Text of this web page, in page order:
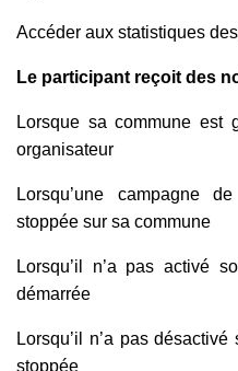
Accéder aux statistiques
Le participant reçoit des
Lorsque sa commune est
organisateur
Lorsqu’une campagne
stoppée sur sa commune
Lorsqu’il n’a pas activé
démarrée
Lorsqu’il n’a pas
stoppée